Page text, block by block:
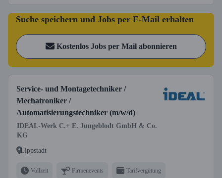
Suche speichern und Jobs per E-Mail erhalten
Kostenlos Jobs per Mail abonnieren
Service- und Montagetechniker /
Mechatroniker /
Automatisierungstechniker (m/w/d)
IDEAL-Werk C.+ E. Jungeblodt GmbH & Co.
KG
Lippstadt
Vollzeit Firmenevents Tarifvergütung